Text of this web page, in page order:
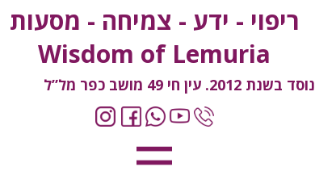
ריפוי - ידע - צמיחה - מסעות
Wisdom of Lemuria
נוסד בשנת 2012. עין חי 49 מושב כפר מל”ל